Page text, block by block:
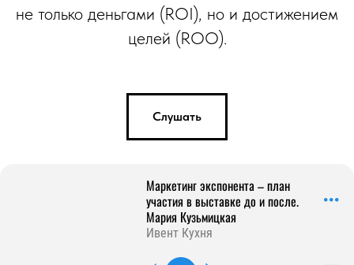
не только деньгами (ROI), но и достижением
целей (ROO).
Слушать